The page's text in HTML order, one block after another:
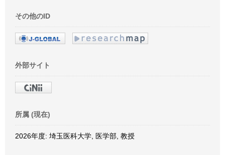
その他のID
外部サイト
所属 (現在)
2026年度: 埼玉医科大学, 医学部, 教授